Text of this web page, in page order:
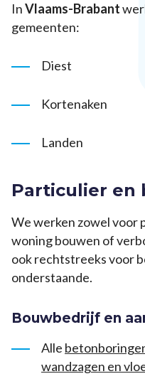
InVlaams-Brabant
gemeenten:
Diest
Kortenaken
Landen
Particulier en
We werken zowel voor
woning bouwen of
ook rechtstreeks voor
onderstaande.
Bouwbedrijf en
Alle
wandzagen en